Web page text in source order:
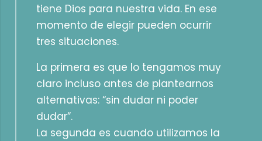
tiene Dios para nuestra vida. En ese
momento de elegir pueden ocurrir
tres situaciones.
La primera es que lo tengamos muy
claro incluso antes de plantearnos
alternativas: “sin dudar ni poder
dudar”.
La segunda es cuando utilizamos la